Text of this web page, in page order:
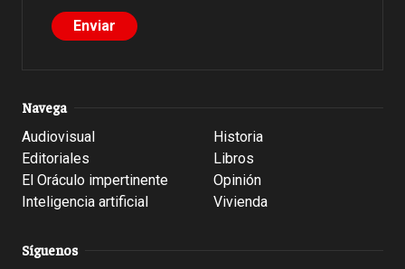
Navega
Audiovisual
Editoriales
El Oráculo impertinente
Inteligencia artificial
Historia
Libros
Opinión
Vivienda
Síguenos